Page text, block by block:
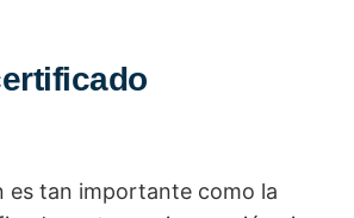
es tan importante como la